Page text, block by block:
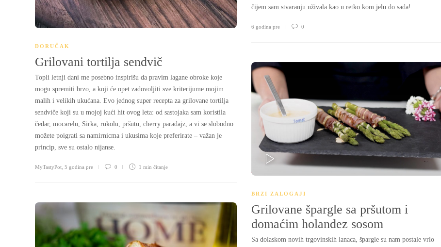
DORUČAK
Grilovani tortilja sendvič
Topli letnji dani me posebno inspirišu da pravim lagane obroke koje
mogu spremiti brzo, a koji će opet zadovoljiti sve kriterijume mojim
malih i velikih ukućana. Evo jednog super recepta za grilovane tortilja
sendviče koji su u mojoj kući hit ovog leta: od sastojaka sam koristila
čedar, mocarelu, Sirka, rukolu, pršutu, cherry paradajz, a vi se slobodno
možete poigrati sa namirnicma i ukusima koje preferirate – važan je
princip, sve su ostalo nijanse.
MyTastyPot 5 godina pre 0 1 min čitanje
čijem sam stvaranju uživala kao u retko kom jelu do sada!
6 godina pre 0
BRZI ZALOGAJI
Grilovane špargle sa pršutom i
domaćim holandez sosom
Sa dolaskom novih trgovinskih lanaca, špargle su nam postale vrlo